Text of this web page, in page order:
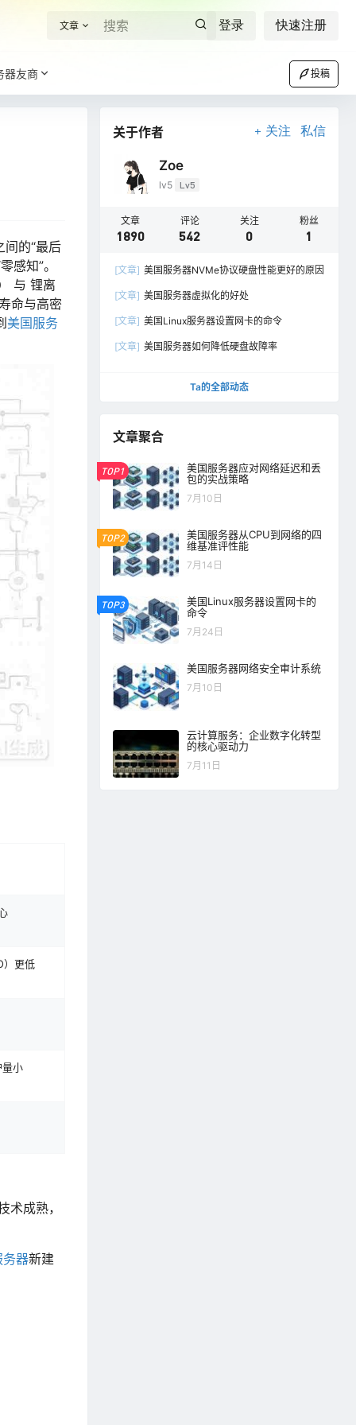
文章 登录 快速注册
器友商 投稿
的“最后
感知”。
与 锂离
命与高密
美国服务
）更低
小
成熟，
务器新建
关于作者 关注 私信
Zoe
lv5 Lv5
文章
1890
评论
542
关注
0
粉丝
1
[文章] 美国服务器NVMe协议硬盘性能更好的原因
[文章] 美国服务器虚拟化的好处
[文章] 美国Linux服务器设置网卡的命令
[文章] 美国服务器如何降低硬盘故障率
Ta的全部动态
文章聚合
TOP1
美国服务器应对网络延迟和丢
包的实战策略
7月10日
TOP2
美国服务器从CPU到网络的四
维基准评性能
7月14日
TOP3
美国Linux服务器设置网卡的
命令
7月24日
美国服务器网络安全审计系统
7月10日
云计算服务：企业数字化转型
的核心驱动力
7月11日